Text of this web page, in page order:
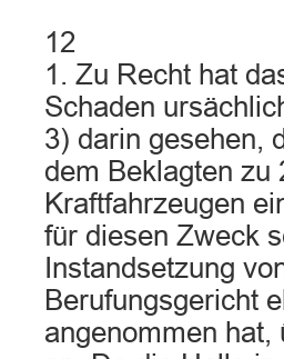
12
1. Zu Recht hat
Schaden
3) darin gesehen,
dem Beklagten zu
Kraftfahrzeugen
für diesen Zweck
Instandsetzung
Berufungsgericht
angenommen